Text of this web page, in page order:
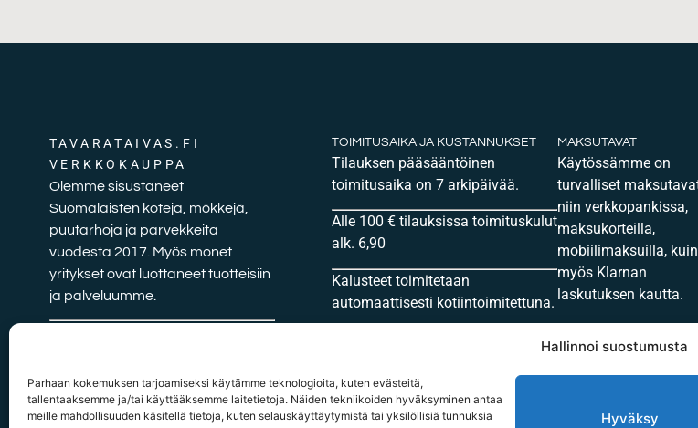
Hallinnoi suostumusta
Parhaan kokemuksen tarjoamiseksi käytämme teknologioita, kuten evästeitä,
tallentaaksemme ja/tai käyttääksemme laitetietoja. Näiden tekniikoiden hyväksyminen antaa
meille mahdollisuuden käsitellä tietoja, kuten selauskäyttäytymistä tai yksilöllisiä tunnuksia
Hyväksy
TAVARATAIVAS.FI
VERKKOKAUPPA
Olemme sisustaneet
Suomalaisten koteja, mökkejä,
puutarhoja ja parvekkeita
vuodesta 2017. Myös monet
yritykset ovat luottaneet tuotteisiin
ja palveluumme.
mietityttävissä kysymyksissä.
TOIMITUSAIKA JA KUSTANNUKSET
Tilauksen pääsääntöinen
toimitusaika on 7 arkipäivää.
Alle 100 € tilauksissa toimituskulut
alk. 6,90
Kalusteet toimitetaan
automaattisesti kotiintoimitettuna.
MAKSUTAVAT
Käytössämme on
turvalliset
niin verkkopankissa,
maksukorteilla,
mobiilimaksuilla, kuin
myös Klarnan
laskutuksen kautta.
Wallet